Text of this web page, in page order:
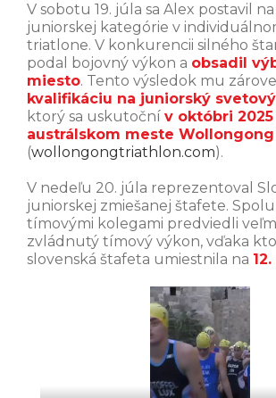
V sobotu 19. júla sa Alex postavil
juniorskej kategórie v
triatlone. V konkurencii silného
podal bojovný výkon a obsadil
miesto. Tento výsledok mu
kvalifikáciu na juniorský
ktorý sa uskutoční v októbri
austrálskom meste Wollongong
(wollongongtriathlon.com).
V nedeľu 20. júla reprezentoval
juniorskej zmiešanej štafete. Spolu
tímovými kolegami predviedli
zvládnutý tímový výkon, vďaka
slovenská štafeta umiestnila na